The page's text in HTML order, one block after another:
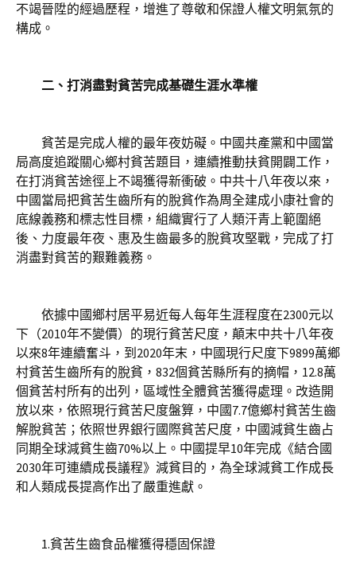
不竭晉陞的經過歷程，增進了尊敬和保證人權文明氣氛的
構成。
二、打消盡對貧苦完成基礎生涯水準權
貧苦是完成人權的最年夜妨礙。中國共產黨和中國當
局高度追蹤關心鄉村貧苦題目，連續推動扶貧開闢工作，
在打消貧苦途徑上不竭獲得新衝破。中共十八年夜以來，
中國當局把貧苦生齒所有的脫貧作為周全建成小康社會的
底線義務和標志性目標，組織實行了人類汗青上範圍絕
後、力度最年夜、惠及生齒最多的脫貧攻堅戰，完成了打
消盡對貧苦的艱難義務。
依據中國鄉村居平易近每人每年生涯程度在2300元以
下（2010年不變價）的現行貧苦尺度，顛末中共十八年夜
以來8年連續奮斗，到2020年末，中國現行尺度下9899萬鄉
村貧苦生齒所有的脫貧，832個貧苦縣所有的摘帽，12.8萬
個貧苦村所有的出列，區域性全體貧苦獲得處理。改造開
放以來，依照現行貧苦尺度盤算，中國7.7億鄉村貧苦生齒
解脫貧苦；依照世界銀行國際貧苦尺度，中國減貧生齒占
同期全球減貧生齒70%以上。中國提早10年完成《結合國
2030年可連續成長議程》減貧目的，為全球減貧工作成長
和人類成長提高作出了嚴重進獻。
1.貧苦生齒食品權獲得穩固保證